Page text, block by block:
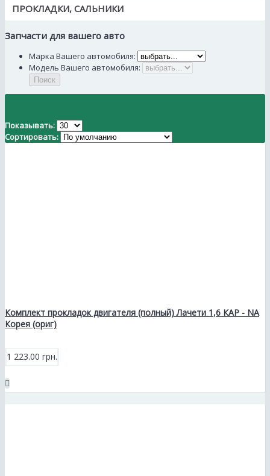
ПРОКЛАДКИ, САЛЬНИКИ
Запчасти для вашего авто
Марка Вашего автомобиля:
Модель Вашего автомобиля:
Поиск
Показывать:
Сортировать:
Комплект прокладок двигателя (полный) Лачети 1,6 КАР - NA
Корея (ориг)
1 223.00 грн.